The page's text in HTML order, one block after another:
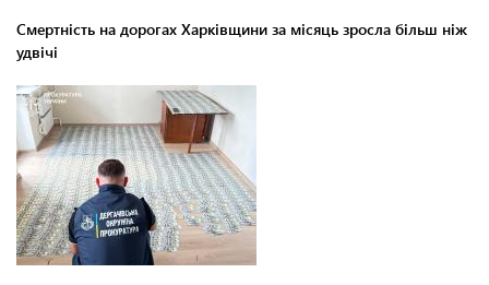
Смертність на дорогах Харківщини за місяць зросла більш ніж
удвічі